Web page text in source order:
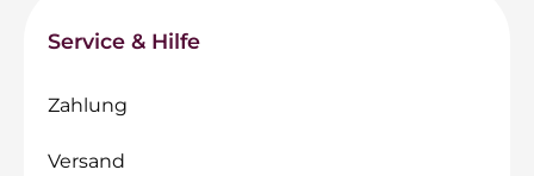
Service & Hilfe
Zahlung
Versand